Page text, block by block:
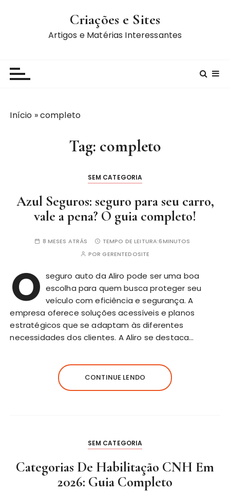
Criações e Sites
Artigos e Matérias Interessantes
Início »completo
Tag: completo
SEM CATEGORIA
Azul Seguros: seguro para seu carro,
vale a pena? O guia completo!
8 MESES ATRÁS TEMPO DE LEITURA:6MINUTOS
PORGERENTEDOSITE
O seguro auto da Aliro pode ser uma boa
escolha para quem busca proteger seu
veículo com eficiência e segurança. A
empresa oferece soluções acessíveis e planos
estratégicos que se adaptam às diferentes
necessidades dos clientes. A Aliro se destaca…
CONTINUE LENDO
SEM CATEGORIA
Categorias De Habilitação CNH Em
2026: Guia Completo